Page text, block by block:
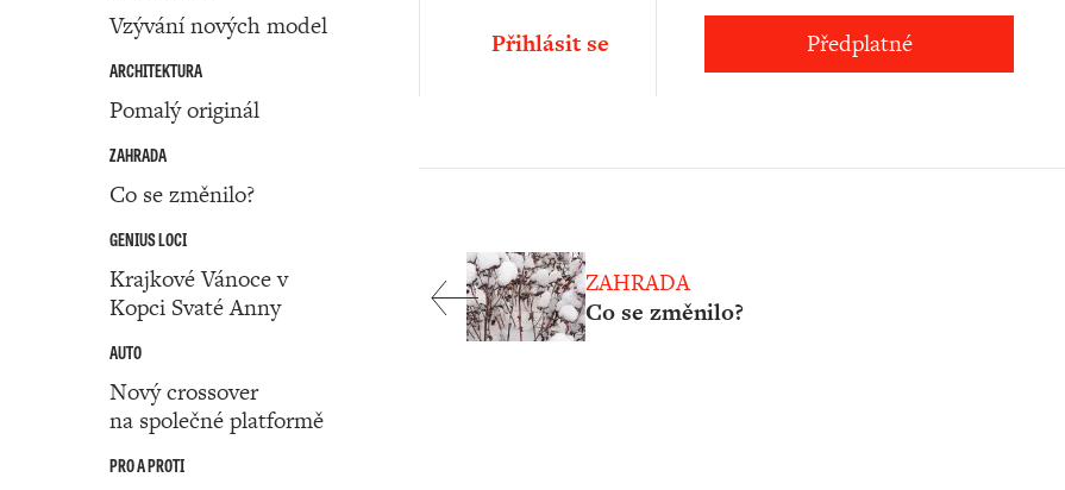
Vzývání nových model
ARCHITEKTURA
Pomalý originál
ZAHRADA
Co se změnilo?
GENIUS LOCI
Krajkové Vánoce v
Kopci Svaté Anny
AUTO
Nový crossover
na společné platformě
PRO A PROTI
Předplatné
Přihlásit se
ZAHRADA
Co se změnilo?